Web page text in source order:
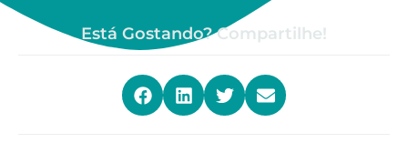
Está Gostando? Compartilhe!